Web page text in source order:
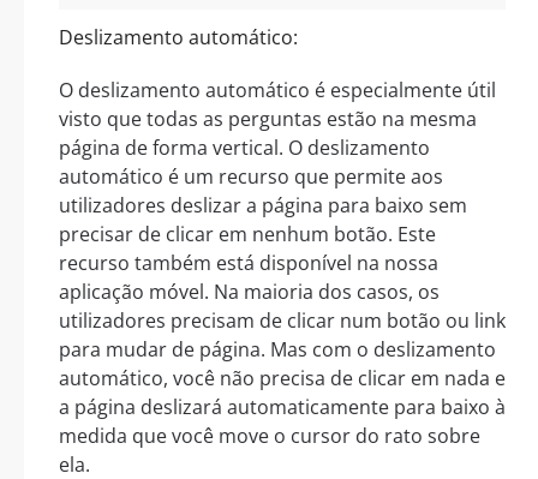
Deslizamento automático:
O deslizamento automático é especialmente útil
visto que todas as perguntas estão na mesma
página de forma vertical. O deslizamento
automático é um recurso que permite aos
utilizadores deslizar a página para baixo sem
precisar de clicar em nenhum botão. Este
recurso também está disponível na nossa
aplicação móvel. Na maioria dos casos, os
utilizadores precisam de clicar num botão ou link
para mudar de página. Mas com o deslizamento
automático, você não precisa de clicar em nada e
a página deslizará automaticamente para baixo à
medida que você move o cursor do rato sobre
ela.